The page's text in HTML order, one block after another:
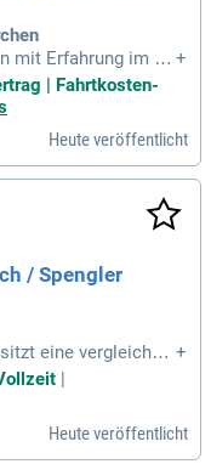
mit Erfahrung im Fl
und deta
Fitness i
überdurchschnittli
Arbeitsvertrag. Zusä
für Fahrtko
stabilen Arbeitsb
und vermei
+
| Fahrtkosten-
Heute veröffentlicht
/ Spengler
eine vergleichba
richtig! Handwe
in der Höhe sind be
ein starkes Teamge
+
|
Heute veröffentlicht